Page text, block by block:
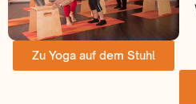
Zu Yoga auf dem Stuhl